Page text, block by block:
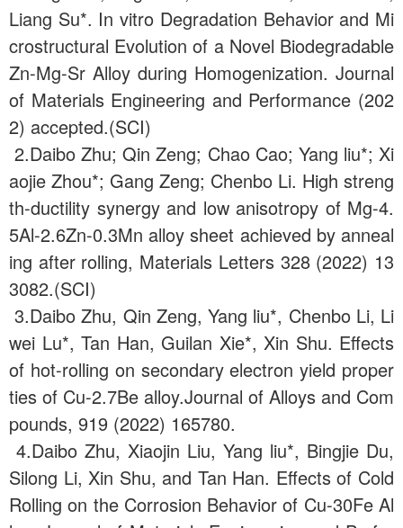
Liang Su*. In vitro Degradation Behavior and Mi
crostructural Evolution of a Novel Biodegradable
Zn-Mg-Sr Alloy during Homogenization. Journal
of Materials Engineering and Performance (202
2) accepted.(SCI)
2.Daibo Zhu; Qin Zeng; Chao Cao; Yang liu*; Xi
aojie Zhou*; Gang Zeng; Chenbo Li. High streng
th-ductility synergy and low anisotropy of Mg-4.
5Al-2.6Zn-0.3Mn alloy sheet achieved by anneal
ing after rolling, Materials Letters 328 (2022) 13
3082.(SCI)
3.Daibo Zhu, Qin Zeng, Yang liu*, Chenbo Li, Li
wei Lu*, Tan Han, Guilan Xie*, Xin Shu. Effects
of hot-rolling on secondary electron yield proper
ties of Cu-2.7Be alloy.Journal of Alloys and Com
pounds, 919 (2022) 165780.
4.Daibo Zhu, Xiaojin Liu, Yang liu*, Bingjie Du,
Silong Li, Xin Shu, and Tan Han. Effects of Cold
Rolling on the Corrosion Behavior of Cu-30Fe Al